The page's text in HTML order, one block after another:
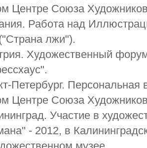
Центре Союза
Работа над
лжи").
Художественный
Петербург. Персональная
Центре Союза
Участие в
- 2012, в